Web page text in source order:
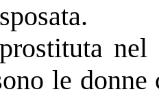
nel
le donne